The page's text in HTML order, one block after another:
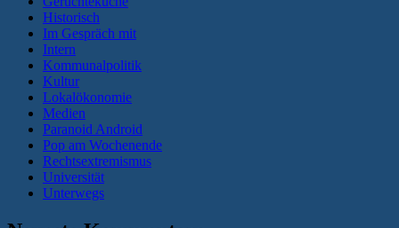
Historisch
Im Gespräch mit
Intern
Kommunalpolitik
Kultur
Lokalökonomie
Medien
Paranoid Android
Pop am Wochenende
Rechtsextremismus
Universität
Unterwegs